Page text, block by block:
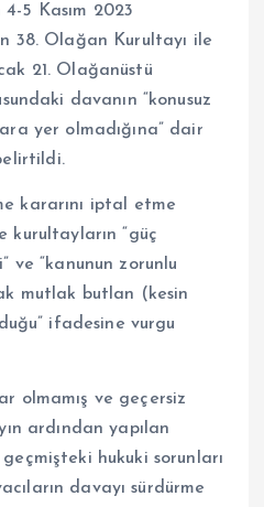
4-5 Kasım 2023
38. Olağan Kurultayı ile
21. Olağanüstü
davanın “konusuz
yer olmadığına” dair
kararını iptal etme
kurultayların “güç
ve “kanunun zorunlu
mutlak butlan (kesin
ifadesine vurgu
olmamış ve geçersiz
ardından yapılan
hukuki sorunları
davayı sürdürme